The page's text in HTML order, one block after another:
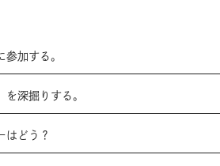
加する。
深掘りする。
はどう？